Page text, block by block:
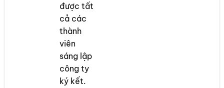
được tất
cả các
thành
viên
sáng lập
công ty
ký kết.